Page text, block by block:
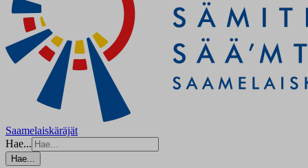
Saamelaiskäräjät
Hae...
Hae...